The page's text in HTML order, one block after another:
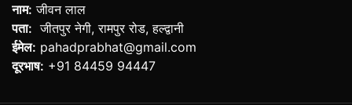
नाम: जीवन लाल
पता: जीतपुर नेगी, रामपुर रोड, हल्द्वानी
ईमेल: pahadprabhat@gmail.com
दूरभाष: +91 84459 94447